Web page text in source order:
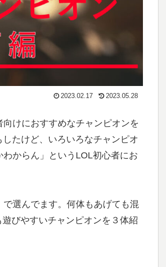
2023.02.17 2023.05.28
けにおすすめなチャンピオンを
たけど、いろいろなチャンピオ
からん」というLOL初心者にお
選んでます。何体もあげても混
びやすいチャンピオンを３体紹